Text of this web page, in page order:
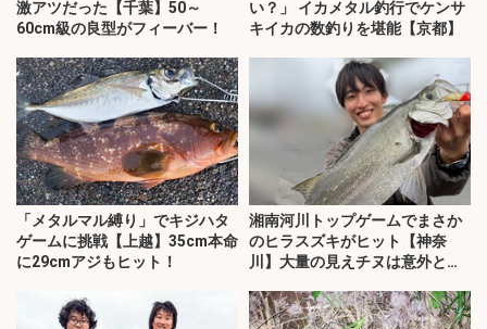
激アツだった【千葉】50～
60cm級の良型がフィーバー！
い？」 イカメタル釣行でケンサ
キイカの数釣りを堪能【京都】
「メタルマル縛り」でキジハタ
ゲームに挑戦【上越】35cm本命
に29cmアジもヒット！
湘南河川トップゲームでまさか
のヒラスズキがヒット【神奈
川】大量の見えチヌは意外と難